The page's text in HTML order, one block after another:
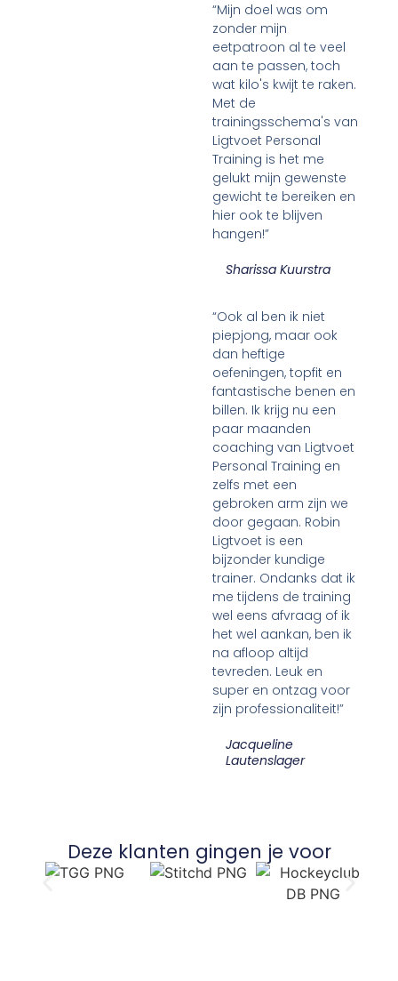
“Mijn doel was om
zonder mijn
eetpatroon al te veel
aan te passen, toch
wat kilo's kwijt te raken.
Met de
trainingsschema's van
Ligtvoet Personal
Training is het me
gelukt mijn gewenste
gewicht te bereiken en
hier ook te blijven
hangen!”
Sharissa Kuurstra
“Ook al ben ik niet
piepjong, maar ook
dan heftige
oefeningen, topfit en
fantastische benen en
billen. Ik krijg nu een
paar maanden
coaching van Ligtvoet
Personal Training en
zelfs met een
gebroken arm zijn we
door gegaan. Robin
Ligtvoet is een
bijzonder kundige
trainer. Ondanks dat ik
me tijdens de training
wel eens afvraag of ik
het wel aankan, ben ik
na afloop altijd
tevreden. Leuk en
super en ontzag voor
zijn professionaliteit!”
Jacqueline
Lautenslager
Deze klanten gingen je voor